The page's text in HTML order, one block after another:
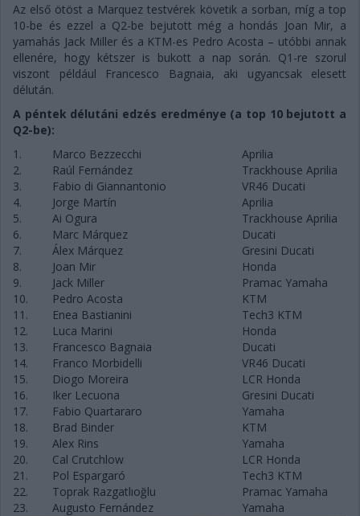
Az első ötöst a Marquez testvérek követik a sorban, míg a top
10-be és ezzel a Q2-be bejutott még a hondás Joan Mir, a
yamahás Jack Miller és a KTM-es Pedro Acosta – utóbbi annak
ellenére, hogy kétszer is bukott a nap során. Q1-re szorul
viszont például Francesco Bagnaia, aki ugyancsak elesett
délután.
A péntek délutáni edzés eredménye (a top 10 bejutott a
Q2-be):
1.
Marco Bezzecchi
Aprilia
2.
Raúl Fernández
Trackhouse Aprilia
3.
Fabio di Giannantonio
VR46 Ducati
4.
Jorge Martín
Aprilia
5.
Ai Ogura
Trackhouse Aprilia
6.
Marc Márquez
Ducati
7.
Álex Márquez
Gresini Ducati
8.
Joan Mir
Honda
9.
Jack Miller
Pramac Yamaha
10.
Pedro Acosta
KTM
11.
Enea Bastianini
Tech3 KTM
12.
Luca Marini
Honda
13.
Francesco Bagnaia
Ducati
14.
Franco Morbidelli
VR46 Ducati
15.
Diogo Moreira
LCR Honda
16.
Iker Lecuona
Gresini Ducati
17.
Fabio Quartararo
Yamaha
18.
Brad Binder
KTM
19.
Alex Rins
Yamaha
20.
Cal Crutchlow
LCR Honda
21.
Pol Espargaró
Tech3 KTM
22.
Toprak Razgatlıoğlu
Pramac Yamaha
23.
Augusto Fernández Yamaha